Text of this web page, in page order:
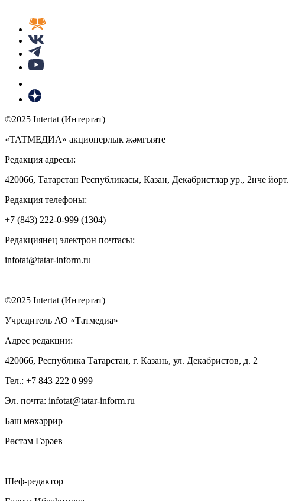
©2025 Intertat (Интертат)
«ТАТМЕДИА» акционерлык җәмгыяте
Редакция адресы:
420066, Татарстан Республикасы, Казан, Декабристлар ур., 2нче йорт.
Редакция телефоны:
+7 (843) 222-0-999 (1304)
Редакциянең электрон почтасы:
infotat@tatar-inform.ru
©2025 Intertat (Интертат)
Учредитель АО «Татмедиа»
Адрес редакции:
420066, Республика Татарстан, г. Казань, ул. Декабристов, д. 2
Тел.: +7 843 222 0 999
Эл. почта: infotat@tatar-inform.ru
Баш мөхәррир
Рөстәм Гәрәев
Шеф-редактор